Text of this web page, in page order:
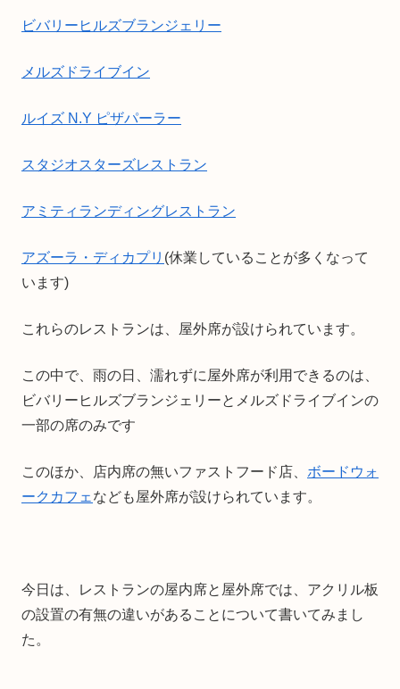
ビバリーヒルズブランジェリー
メルズドライブイン
ルイズ N.Y ピザパーラー
スタジオスターズレストラン
アミティランディングレストラン
アズーラ・ディカプリ (休業していることが多くなって
います)
これらのレストランは、屋外席が設けられています。
この中で、雨の日、濡れずに屋外席が利用できるのは、
ビバリーヒルズブランジェリーとメルズドライブインの
一部の席のみです
このほか、店内席の無いファストフード店、 ボードウォ
ークカフェ なども屋外席が設けられています。
今日は、レストランの屋内席と屋外席では、アクリル板
の設置の有無の違いがあることについて書いてみまし
た。